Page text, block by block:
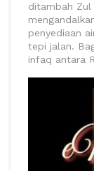
ditambah Zul
penyediaan
tepi jalan.
infaq antara